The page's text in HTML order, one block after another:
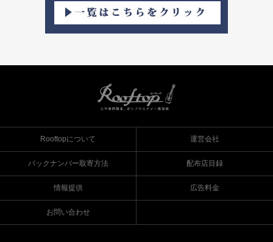
Rooftopについて 運営会社
バックナンバー取寄方法 配布店目録
情報提供 広告料金
お問い合わせ